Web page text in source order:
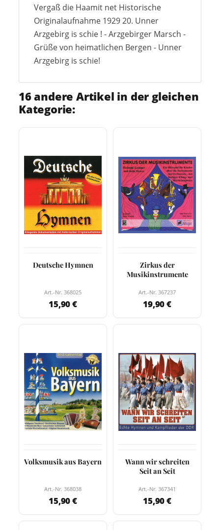
Vergaß die Haamit net Historische
Originalaufnahme 1929 20. Unner
Arzgebirg is schie ! - Arzgebirger Marsch -
Grüße von heimatlichen Bergen - Unner
Arzgebirg is schie!
16 andere Artikel in der gleichen
Kategorie:
Deutsche Hymnen
Art.-Nr. 368025
15,90 €
Zirkus der
Musikinstrumente
Art.-Nr. 367237
19,90 €
Volksmusik aus Bayern
Art.-Nr. 368038
15,90 €
Wann wir schreiten
Seit an Seit
Art.-Nr. 367341
15,90 €